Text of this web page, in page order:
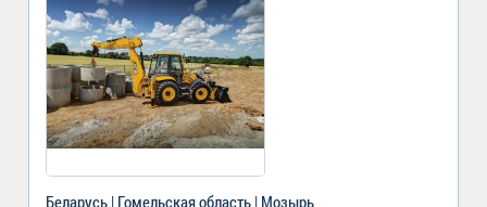
Беларусь | Гомельская область | Мозырь